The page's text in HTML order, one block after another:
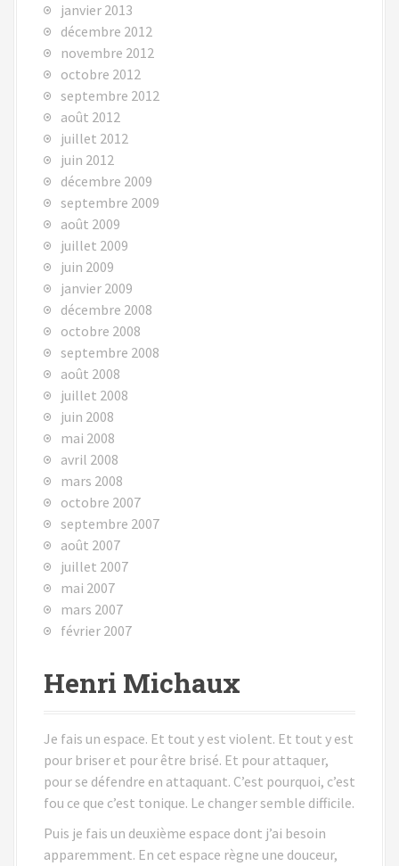
janvier 2013
décembre 2012
novembre 2012
octobre 2012
septembre 2012
août 2012
juillet 2012
juin 2012
décembre 2009
septembre 2009
août 2009
juillet 2009
juin 2009
janvier 2009
décembre 2008
octobre 2008
septembre 2008
août 2008
juillet 2008
juin 2008
mai 2008
avril 2008
mars 2008
octobre 2007
septembre 2007
août 2007
juillet 2007
mai 2007
mars 2007
février 2007
Henri Michaux
Je fais un espace. Et tout y est violent. Et tout y est
pour briser et pour être brisé. Et pour attaquer,
pour se défendre en attaquant. C’est pourquoi, c’est
fou ce que c’est tonique. Le changer semble difficile.
Puis je fais un deuxième espace dont j’ai besoin
apparemment. En cet espace règne une douceur,